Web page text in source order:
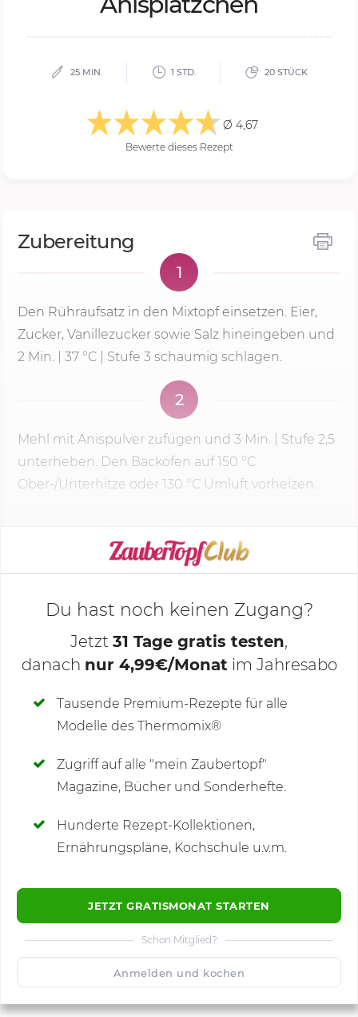
25 MIN. 1 STD. 20 STÜCK
Ø 4,67
Bewerte dieses Rezept
Zubereitung
1
Den Rühraufsatz in den Mixtopf einsetzen. Eier,
Zucker, Vanillezucker sowie Salz hineingeben und
2 Min.
37 °C Stufe 3 schaumig schlagen.
2
Mehl mit Anispulver zufügen und 3 Min.
| Stufe 2,5
unterheben. Den Backofen auf150 °C
Ober-/Unterhitze oder 130 °C Umluft vorheizen.
KOCHMODUS STARTEN
Deine Notizen
Du hast noch keinen Zugang?
Jetzt 31 Tage gratis testen,
danach nur 4,99€/Monat im Jahresabo
Tausende Premium-Rezepte für alle
Modelle des Thermomix®
Zugriff auf alle "mein Zaubertopf"
Magazine, Bücher und Sonderhefte.
Hunderte Rezept-Kollektionen,
Ernährungspläne, Kochschule u.v.m.
JETZT GRATISMONAT STARTEN
Schon Mitglied?
Anmelden und kochen
Kommentare(2)
🙂 Speichern